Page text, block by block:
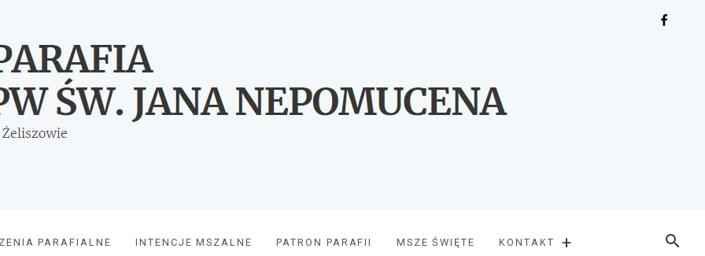
Facebook
SZUKAJ
PARAFIALNE INTENCJE MSZALNE PATRON PARAFII MSZE ŚWIĘTE KONTAKT +